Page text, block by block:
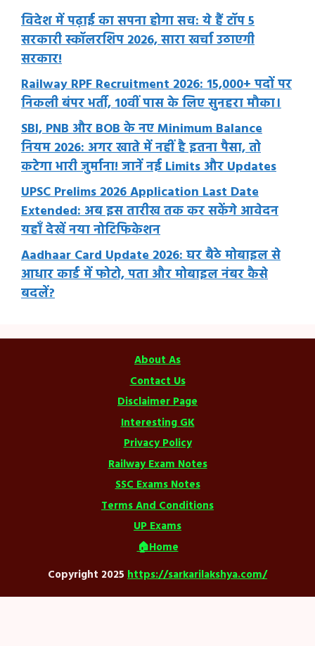
विदेश में पढ़ाई का सपना होगा सच: ये हैं टॉप 5
सरकारी स्कॉलरशिप 2026, सारा खर्चा उठाएगी
सरकार!
Railway RPF Recruitment 2026: 15,000+ पदों पर
निकली बंपर भर्ती, 10वीं पास के लिए सुनहरा मौका।
SBI, PNB और BOB के नए Minimum Balance
नियम 2026: अगर खाते में नहीं है इतना पैसा, तो
कटेगा भारी जुर्माना! जानें नई Limits और Updates
UPSC Prelims 2026 Application Last Date
Extended: अब इस तारीख तक कर सकेंगे आवेदन
यहाँ देखें नया नोटिफिकेशन
Aadhaar Card Update 2026: घर बैठे मोबाइल से
आधार कार्ड में फोटो, पता और मोबाइल नंबर कैसे
बदलें?
About As
Contact Us
Disclaimer Page
Interesting GK
Privacy Policy
Railway Exam Notes
SSC Exams Notes
Terms And Conditions
UP Exams
🏠Home
Copyright 2025 https://sarkarilakshya.com/